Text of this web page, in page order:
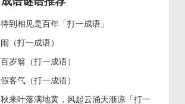
待到相见是百年「打一成语」
闹（打一成语）
百岁翁（打一成语）
假客气（打一成语）
秋来叶落满地黄，风起云涌天渐凉「打一